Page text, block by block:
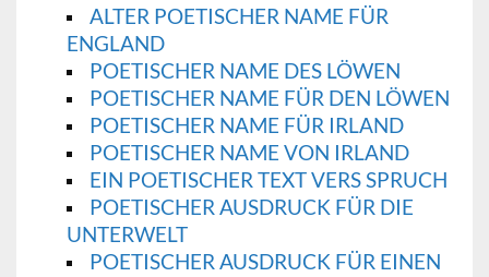
ALTER POETISCHER NAME FÜR
ENGLAND
POETISCHER NAME DES LÖWEN
POETISCHER NAME FÜR DEN LÖWEN
POETISCHER NAME FÜR IRLAND
POETISCHER NAME VON IRLAND
EIN POETISCHER TEXT VERS SPRUCH
POETISCHER AUSDRUCK FÜR DIE
UNTERWELT
POETISCHER AUSDRUCK FÜR EINEN